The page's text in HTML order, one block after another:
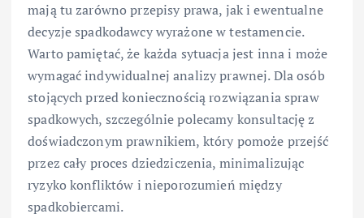
mają tu zarówno przepisy prawa, jak i ewentualne
decyzje spadkodawcy wyrażone w testamencie.
Warto pamiętać, że każda sytuacja jest inna i może
wymagać indywidualnej analizy prawnej. Dla osób
stojących przed koniecznością rozwiązania spraw
spadkowych, szczególnie polecamy konsultację z
doświadczonym prawnikiem, który pomoże przejść
przez cały proces dziedziczenia, minimalizując
ryzyko konfliktów i nieporozumień między
spadkobiercami.